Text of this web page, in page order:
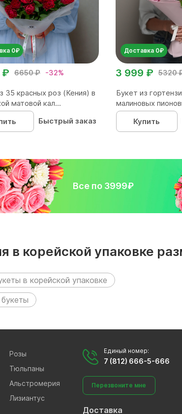
0₽
6650 ₽ -32%
₽
35 красных роз (Кения) в
матовой кал...
Быстрый заказ
Доставка 0₽
5320
3 999 ₽
Букет из
малиновых
Купить
Все по 3999₽
в корейской упаковке
в корейской упаковке
Розы
Тюльпаны
Альстромерия
Лизиантус
Единый номер:
7 (812) 666-5-666
Перезвоните мне
Доставка